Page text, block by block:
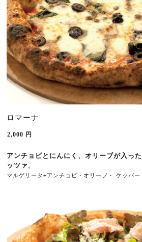
ロマーナ
2,000 円
アンチョビとにんにく、オリーブが入った
ッツァ 。
マルゲリータ+アンチョビ・オリーブ・ ケッパー